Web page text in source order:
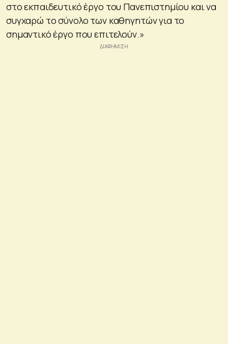
στο εκπαιδευτικό έργο του Πανεπιστημίου και να
συγχαρώ το σύνολο των καθηγητών για το
σημαντικό έργο που επιτελούν.»